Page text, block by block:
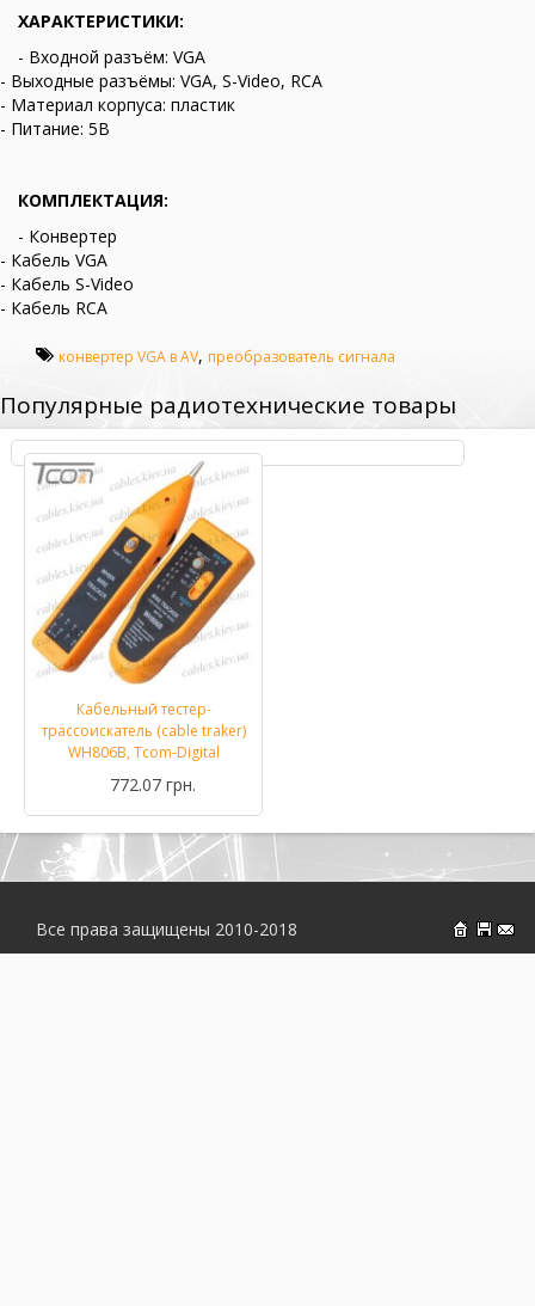
ХАРАКТЕРИСТИКИ:
- Входной разъём: VGA
- Выходные разъёмы: VGA, S-Video, RCA
- Материал корпуса: пластик
- Питание: 5В
КОМПЛЕКТАЦИЯ:
- Конвертер
- Кабель VGA
- Кабель S-Video
- Кабель RCA
конвертер VGA в AV, преобразователь сигнала
Популярные радиотехнические товары
Кабельный тестер-
трассоискатель (cable traker)
WH806B, Tcom-Digital
772.07 грн.
На
Все права защищены 2010-2018